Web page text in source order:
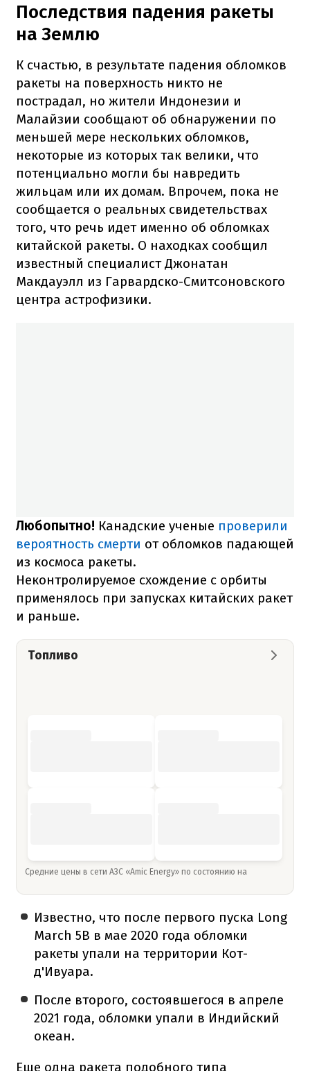
Последствия падения ракеты
на Землю
К счастью, в результате падения обломков
ракеты на поверхность никто не
пострадал, но жители Индонезии и
Малайзии сообщают об обнаружении по
меньшей мере нескольких обломков,
некоторые из которых так велики, что
потенциально могли бы навредить
жильцам или их домам. Впрочем, пока не
сообщается о реальных свидетельствах
того, что речь идет именно об обломках
китайской ракеты. О находках сообщил
известный специалист Джонатан
Макдауэлл из Гарвардско-Смитсоновского
центра астрофизики.
Любопытно! Канадские ученые проверили
вероятность смерти от обломков падающей
из космоса ракеты.
Неконтролируемое схождение с орбиты
применялось при запусках китайских ракет
и раньше.
Топливо
Средние цены в сети АЗС «Amic Energy» по состоянию на
Известно, что после первого пуска Long
March 5B в мае 2020 года обломки
ракеты упали на территории Кот-
д'Ивуара.
После второго, состоявшегося в апреле
2021 года, обломки упали в Индийский
океан.
Еще одна ракета подобного типа